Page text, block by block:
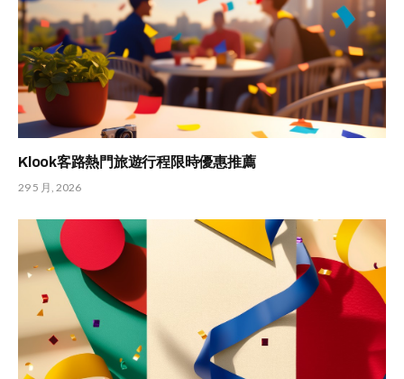
Klook客路熱門旅遊行程限時優惠推薦
29 5 月, 2026